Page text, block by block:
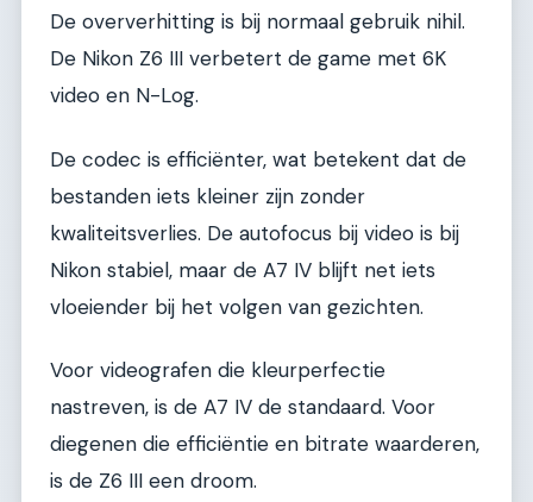
De oververhitting is bij normaal gebruik nihil.
De Nikon Z6 III verbetert de game met 6K
video en N-Log.
De codec is efficiënter, wat betekent dat de
bestanden iets kleiner zijn zonder
kwaliteitsverlies. De autofocus bij video is bij
Nikon stabiel, maar de A7 IV blijft net iets
vloeiender bij het volgen van gezichten.
Voor videografen die kleurperfectie
nastreven, is de A7 IV de standaard. Voor
diegenen die efficiëntie en bitrate waarderen,
is de Z6 III een droom.